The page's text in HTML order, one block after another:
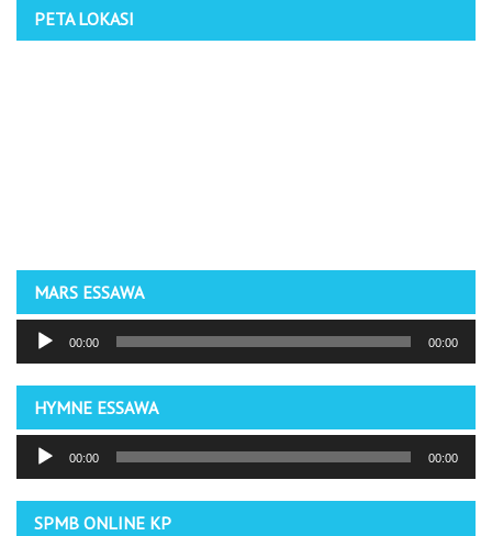
PETA LOKASI
MARS ESSAWA
Pemutar
Audio
00:00 00:00
HYMNE ESSAWA
Pemutar
Audio
00:00 00:00
SPMB ONLINE KP